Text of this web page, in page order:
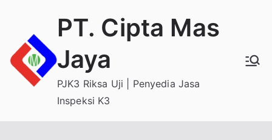
content
PT. Cipta Mas
Jaya
PJK3 Riksa Uji | Penyedia Jasa
Inspeksi K3